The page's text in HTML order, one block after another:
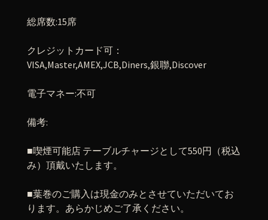
総席数:15席
クレジットカード可：
VISA,Master,AMEX,JCB,Diners,銀聯,Discover
電子マネー:不可
備考:
■喫煙可能店 テーブルチャージとして550円（税込
み）頂戴いたします。
■葉巻のご購入は現金のみとさせていただいてお
ります。あらかじめご了承ください。